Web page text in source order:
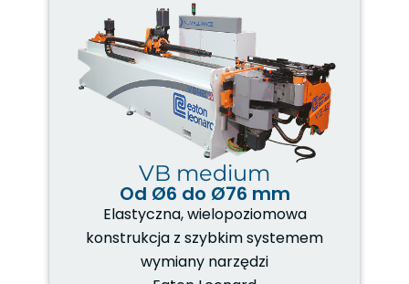
VB medium
Od Ø6 do Ø76 mm
Elastyczna, wielopoziomowa
konstrukcja z szybkim systemem
wymiany narzędzi